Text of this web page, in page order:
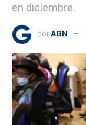
en diciembre.
por AGN